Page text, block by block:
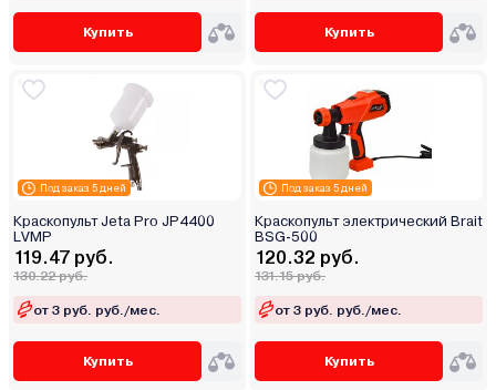
Купить Купить
Под заказ 5 дней
Краскопульт Jeta Pro JP4400
LVMP
119.47 руб.
130.22 руб.
от 3 руб. руб./мес.
Купить
Под заказ 5 дней
Краскопульт электрический Brait
BSG-500
120.32 руб.
131.15 руб.
от 3 руб. руб./мес.
Купить